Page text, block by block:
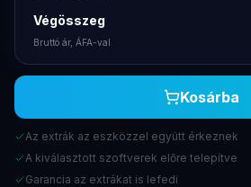
Végösszeg
Bruttó ár, ÁFA-val
Kosárba
Az extrák az eszközzel együtt érkeznek
A kiválasztott szoftverek előre telepítve
Garancia az extrákat is lefedi